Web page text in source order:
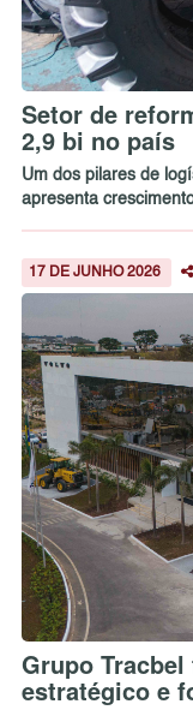
Setor de
2,9 bi no país
Um dos pilares de
apresenta
17 DE JUNHO 2026
Grupo
estratégico e